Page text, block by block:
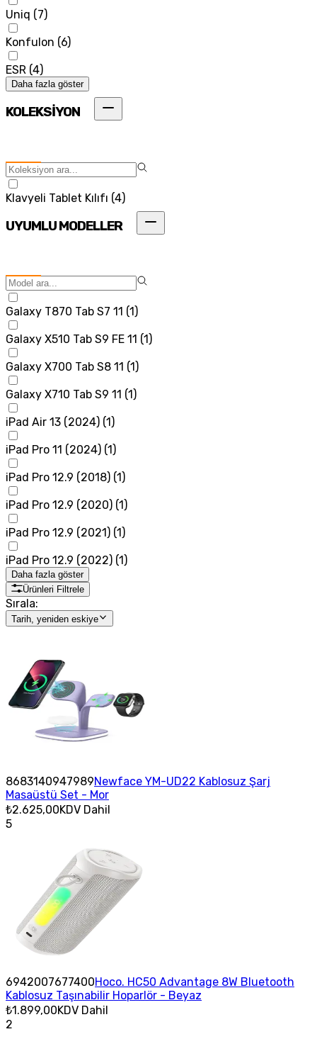
Uniq (7)
Konfulon (6)
ESR (4)
Daha fazla göster
KOLEKSİYON
Klavyeli Tablet Kılıfı (4)
UYUMLU MODELLER
Galaxy T870 Tab S7 11 (1 )
Galaxy X510 Tab S9 FE 11 (1 )
Galaxy X700 Tab S8 11 (1 )
Galaxy X710 Tab S9 11 (1 )
iPad Air 13 (2024) (1 )
iPad Pro 11 (2024) (1 )
iPad Pro 12.9 (2018) (1 )
iPad Pro 12.9 (2020) (1 )
iPad Pro 12.9 (2021) (1 )
iPad Pro 12.9 (2022) (1 )
Daha fazla göster
Ürünleri Filtrele
Sırala:
Tarih, yeniden eskiye
8683140947989Newface YM-UD22 Kablosuz Şarj
Masaüstü Set - Mor
₺2.625,00KDV Dahil
5
6942007677400Hoco. HC50 Advantage 8W Bluetooth
Kablosuz Taşınabilir Hoparlör - Beyaz
₺1.899,00KDV Dahil
2